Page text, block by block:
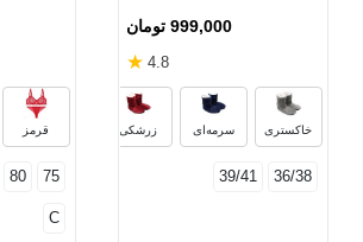
999,000 تومان
4.8
★
خاکستری سرمه‌ای زرشکی
36/38
39/41
قرمز
75
80
C